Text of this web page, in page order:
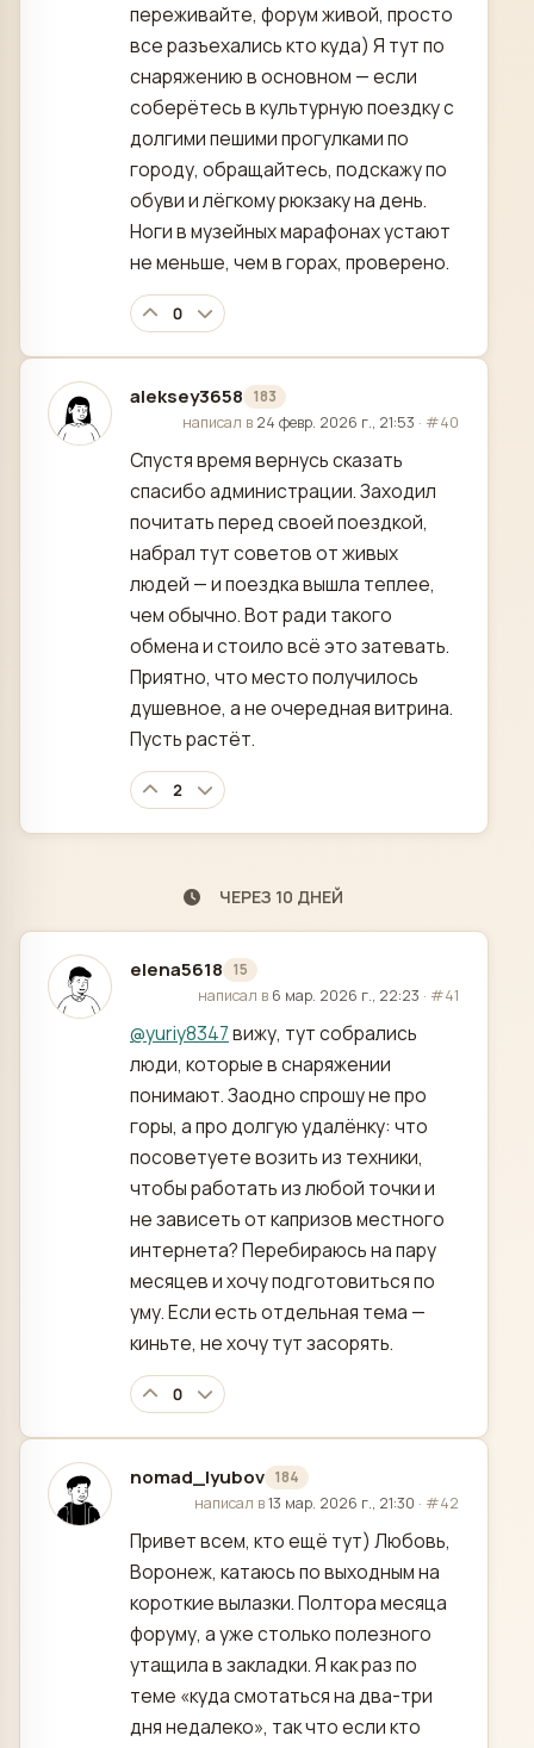
переживайте, форум живой, просто
все разъехались кто куда) Я тут по
снаряжению в основном — если
соберётесь в культурную поездку с
долгими пешими прогулками по
городу, обращайтесь, подскажу по
обуви и лёгкому рюкзаку на день.
Ноги в музейных марафонах устают
не меньше, чем в горах, проверено.
0
aleksey3658 183
отредактировано
написал в 24 февр. 2026 г., 21:53 · #40
Спустя время вернусь сказать
спасибо администрации. Заходил
почитать перед своей поездкой,
набрал тут советов от живых
людей — и поездка вышла теплее,
чем обычно. Вот ради такого
обмена и стоило всё это затевать.
Приятно, что место получилось
душевное, а не очередная витрина.
Пусть растёт.
2
ЧЕРЕЗ 10 ДНЕЙ
elena5618 15
отредактировано
написал в 6 мар. 2026 г., 22:23 · #41
@yuriy8347вижу, тут собрались
люди, которые в снаряжении
понимают. Заодно спрошу не про
горы, а про долгую удалёнку: что
посоветуете возить из техники,
чтобы работать из любой точки и
не зависеть от капризов местного
интернета? Перебираюсь на пару
месяцев и хочу подготовиться по
уму. Если есть отдельная тема —
киньте, не хочу тут засорять.
0
nomad_lyubov 184
отредактировано
написал в13 мар. 2026 г., 21:30 · #42
Привет всем, кто ещё тут) Любовь,
Воронеж, катаюсь по выходным на
короткие вылазки. Полтора месяца
форуму, а уже столько полезного
утащила в закладки. Я как раз по
теме «куда смотаться на два-три
дня недалеко», так что если кто